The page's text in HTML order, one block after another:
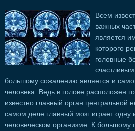
Всем
важных
является
которого
головные
большому сожалению является и
человека. Ведь в голове расположен
известно главный орган центральной
самом деле главный мозг играет
человеческом организме. К большому